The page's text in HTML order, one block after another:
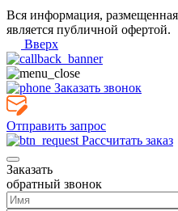
Вся информация,
является публичной офертой.
Вверх
Заказать звонок
Отправить запрос
Рассчитать заказ
Заказать
обратный звонок